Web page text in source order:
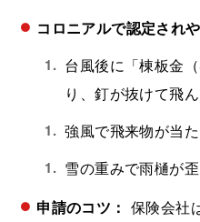
コロニアルで認定され
台風後に「棟板金
り、釘が抜けて飛ん
強風で飛来物が当
雪の重みで雨樋が歪
申請のコツ： 保険会社